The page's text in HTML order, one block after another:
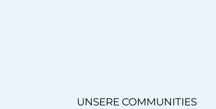
UNSERE COMMUNITIES